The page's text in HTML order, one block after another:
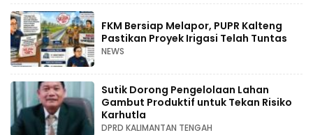
FKM Bersiap Melapor, PUPR Kalteng
Pastikan Proyek Irigasi Telah Tuntas
NEWS
Sutik Dorong Pengelolaan Lahan
Gambut Produktif untuk Tekan Risiko
Karhutla
DPRD KALIMANTAN TENGAH